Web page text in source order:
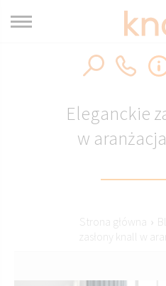
Eleganckie
w
Strona główna ›
zasłony knall w